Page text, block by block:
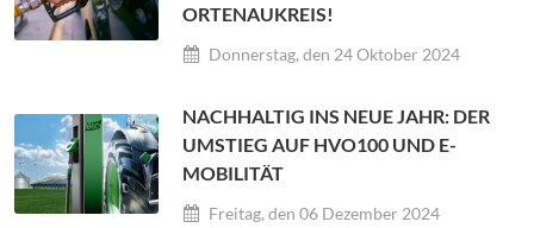
ORTENAUKREIS!
Donnerstag, den 24 Oktober 2024
NACHHALTIG INS NEUE JAHR: DER
UMSTIEG AUF HVO100 UND E-
MOBILITÄT
Freitag, den 06 Dezember 2024